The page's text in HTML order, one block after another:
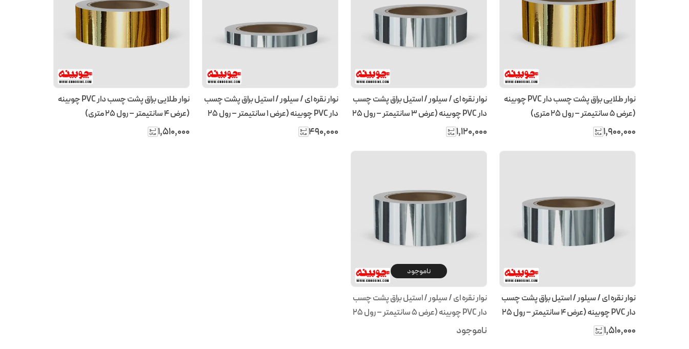
نوار طلایی براق پشت چسب دار PVC چوبینه
(عرض 5 سانتیمتر – رول ۲۵ متری)
۱٬۹۰۰٬۰۰۰
نوار نقره ای / سیلور / استیل براق پشت چسب
دار PVC چوبینه (عرض 3 سانتیمتر – رول ۲۵
متری)
۱٬۱۲۰٬۰۰۰
نوار نقره ای / سیلور / استیل براق پشت چسب
دار PVC چوبینه (عرض ۱ سانتیمتر – رول ۲۵
متری)
۴۹۰٬۰۰۰
نوار طلایی براق پشت چسب دار PVC چوبینه
(عرض 4 سانتیمتر – رول ۲۵ متری)
۱٬۵۱۰٬۰۰۰
نوار نقره ای / سیلور / استیل براق پشت چسب
دار PVC چوبینه (عرض 4 سانتیمتر – رول ۲۵
متری)
۱٬۵۱۰٬۰۰۰
ناموجود
نوار نقره ای / سیلور / استیل براق پشت چسب
دار PVC چوبینه (عرض 5 سانتیمتر – رول ۲۵
متری)
ناموجود